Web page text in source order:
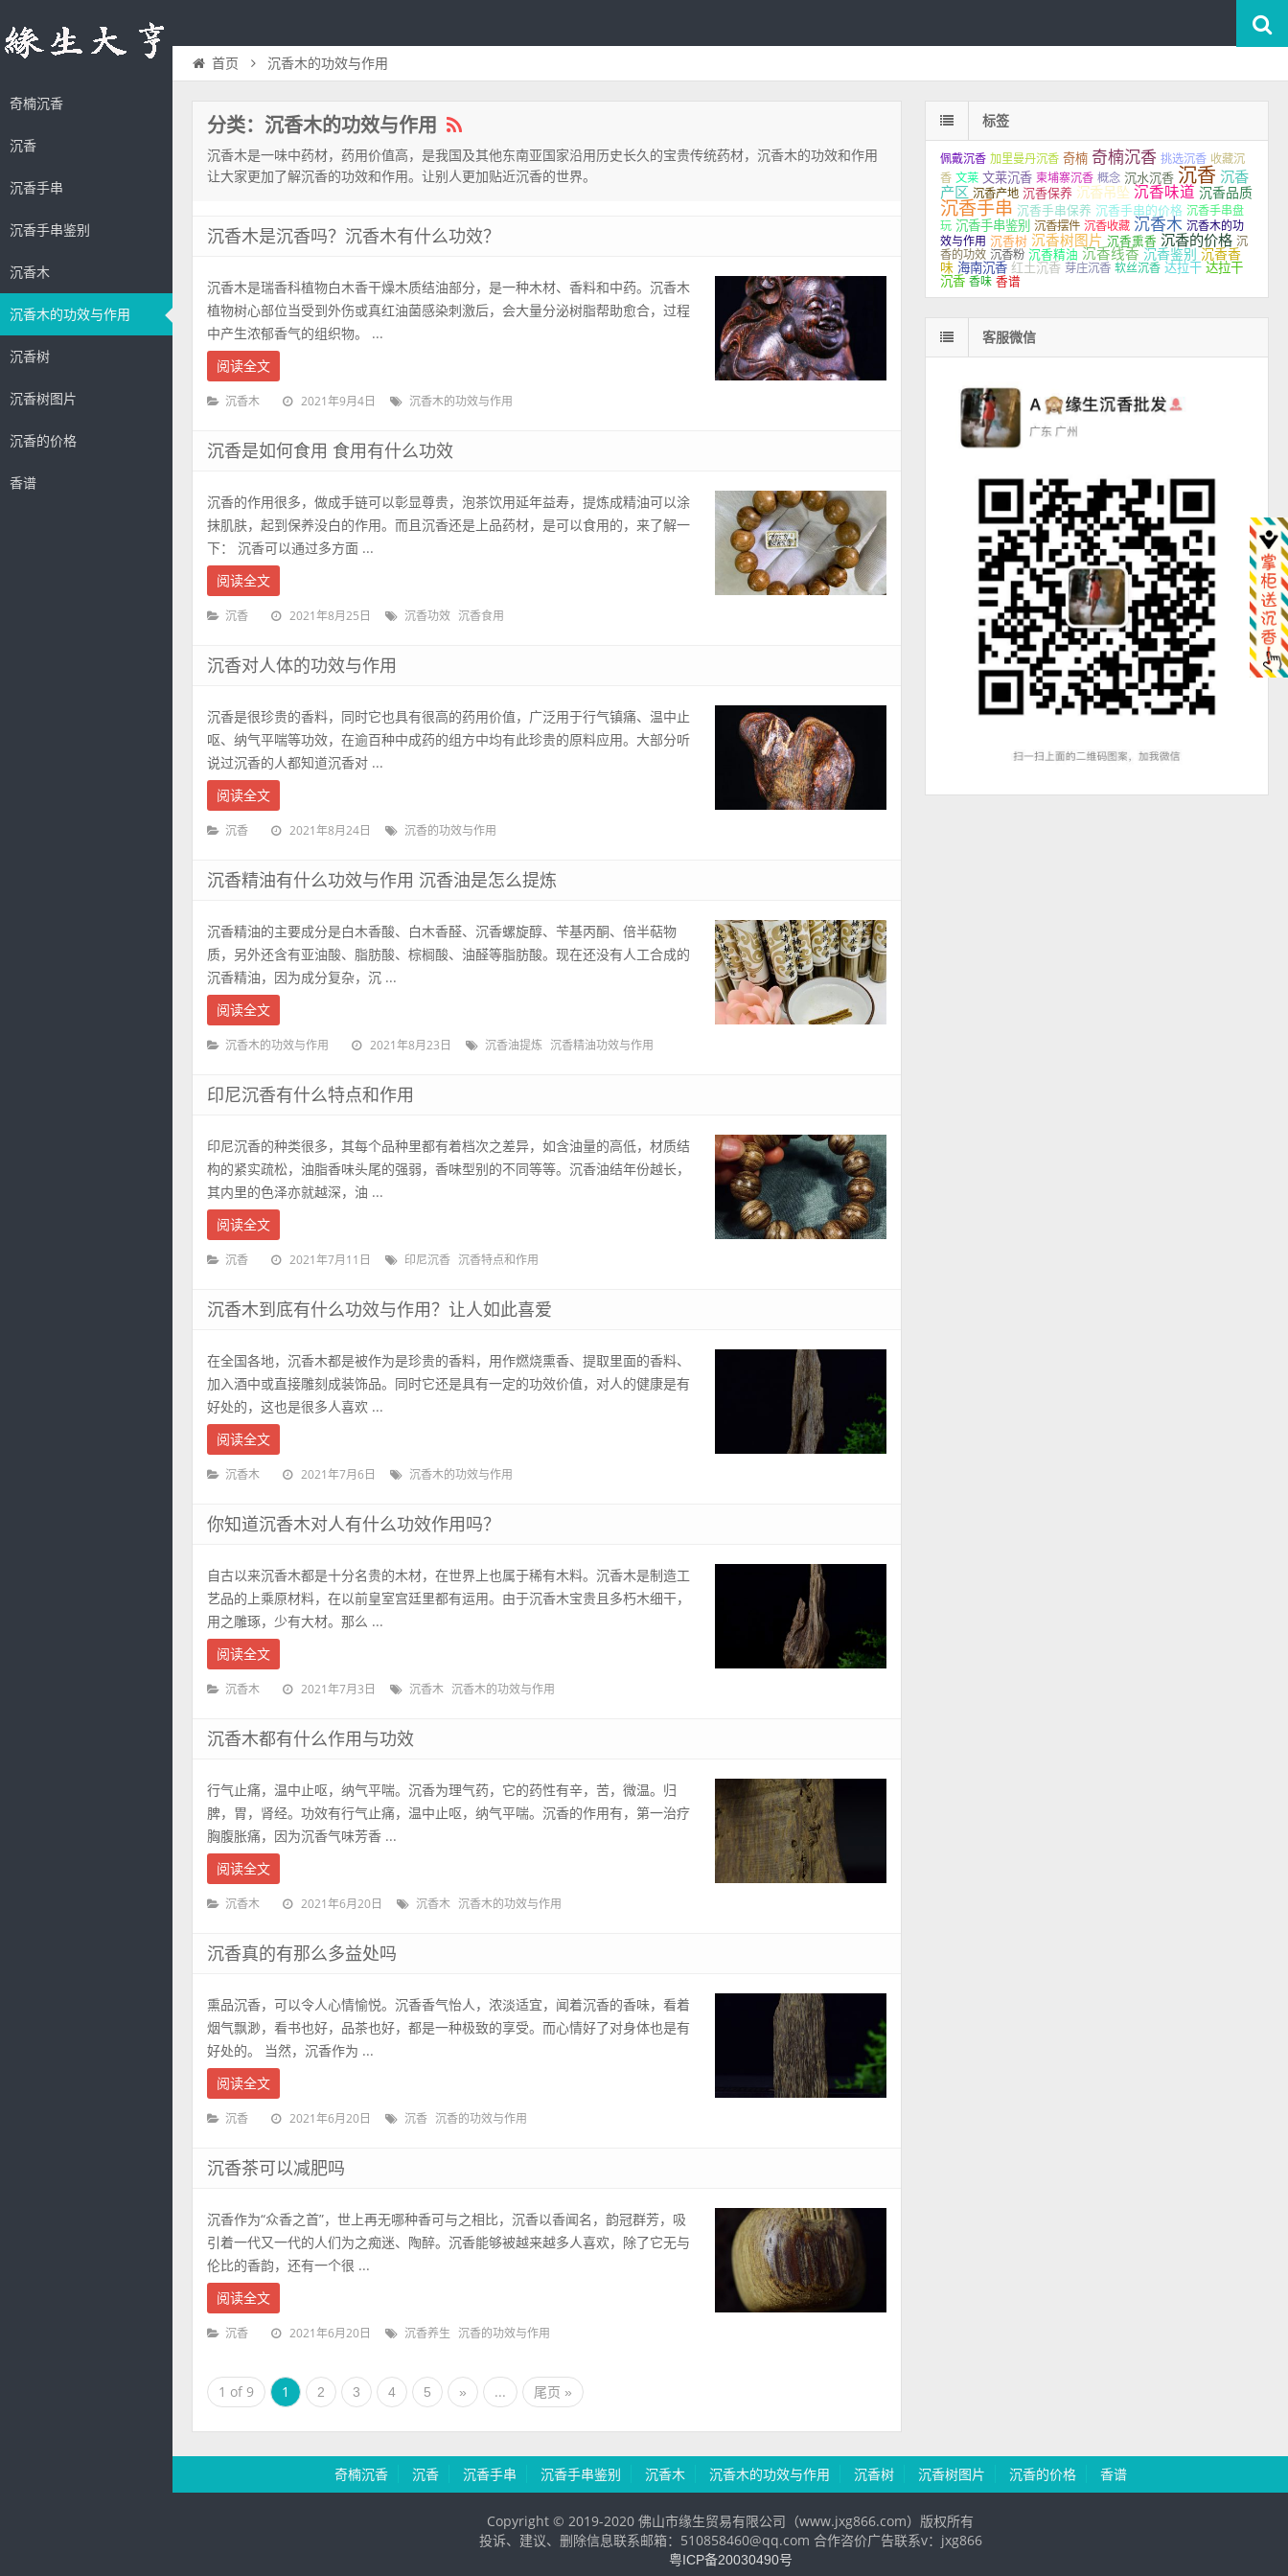
奇楠沉香
沉香
沉香手串
沉香手串鉴别
沉香木
沉香木的功效与作用
沉香树
沉香树图片
沉香的价格
香谱
首页 沉香木的功效与作用
分类：沉香木的功效与作用
沉香木是一味中药材，药用价值高，是我国及其他东南亚国家沿用历史长久的宝贵传统药材，沉香木的功效和作用
让大家更加了解沉香的功效和作用。让别人更加贴近沉香的世界。
沉香木是沉香吗？沉香木有什么功效？
沉香木是瑞香科植物白木香干燥木质结油部分，是一种木材、香料和中药。沉香木
植物树心部位当受到外伤或真红油菌感染刺激后，会大量分泌树脂帮助愈合，过程
中产生浓郁香气的组织物。 ...
阅读全文
沉香木 2021年9月4日 沉香木的功效与作用
沉香是如何食用 食用有什么功效
沉香的作用很多，做成手链可以彰显尊贵，泡茶饮用延年益寿，提炼成精油可以涂
抹肌肤，起到保养没白的作用。而且沉香还是上品药材，是可以食用的，来了解一
下： 沉香可以通过多方面 ...
阅读全文
沉香 2021年8月25日 沉香功效 沉香食用
沉香对人体的功效与作用
沉香是很珍贵的香料，同时它也具有很高的药用价值，广泛用于行气镇痛、温中止
呕、纳气平喘等功效，在逾百种中成药的组方中均有此珍贵的原料应用。大部分听
说过沉香的人都知道沉香对 ...
阅读全文
沉香 2021年8月24日 沉香的功效与作用
沉香精油有什么功效与作用 沉香油是怎么提炼
沉香精油的主要成分是白木香酸、白木香醛、沉香螺旋醇、苄基丙酮、倍半萜物
质，另外还含有亚油酸、脂肪酸、棕榈酸、油醛等脂肪酸。现在还没有人工合成的
沉香精油，因为成分复杂，沉 ...
阅读全文
沉香木的功效与作用 2021年8月23日 沉香油提炼 沉香精油功效与作用
印尼沉香有什么特点和作用
印尼沉香的种类很多，其每个品种里都有着档次之差异，如含油量的高低，材质结
构的紧实疏松，油脂香味头尾的强弱，香味型别的不同等等。沉香油结年份越长，
其内里的色泽亦就越深，油 ...
阅读全文
沉香 2021年7月11日 印尼沉香 沉香特点和作用
沉香木到底有什么功效与作用？让人如此喜爱
在全国各地，沉香木都是被作为是珍贵的香料，用作燃烧熏香、提取里面的香料、
加入酒中或直接雕刻成装饰品。同时它还是具有一定的功效价值，对人的健康是有
好处的，这也是很多人喜欢 ...
阅读全文
沉香木 2021年7月6日 沉香木的功效与作用
你知道沉香木对人有什么功效作用吗？
自古以来沉香木都是十分名贵的木材，在世界上也属于稀有木料。沉香木是制造工
艺品的上乘原材料，在以前皇室宫廷里都有运用。由于沉香木宝贵且多朽木细干，
用之雕琢，少有大材。那么 ...
阅读全文
沉香木 2021年7月3日 沉香木 沉香木的功效与作用
沉香木都有什么作用与功效
行气止痛，温中止呕，纳气平喘。沉香为理气药，它的药性有辛，苦，微温。归
脾，胃，肾经。功效有行气止痛，温中止呕，纳气平喘。沉香的作用有，第一治疗
胸腹胀痛，因为沉香气味芳香 ...
阅读全文
沉香木 2021年6月20日 沉香木 沉香木的功效与作用
沉香真的有那么多益处吗
熏品沉香，可以令人心情愉悦。沉香香气怡人，浓淡适宜，闻着沉香的香味，看着
烟气飘渺，看书也好，品茶也好，都是一种极致的享受。而心情好了对身体也是有
好处的。 当然，沉香作为 ...
阅读全文
沉香 2021年6月20日 沉香 沉香的功效与作用
沉香茶可以减肥吗
沉香作为“众香之首”，世上再无哪种香可与之相比，沉香以香闻名，韵冠群芳，吸
引着一代又一代的人们为之痴迷、陶醉。沉香能够被越来越多人喜欢，除了它无与
伦比的香韵，还有一个很 ...
阅读全文
沉香 2021年6月20日 沉香养生 沉香的功效与作用
1 of 9 1 2 3 4 5 » ... 尾页 »
标签
佩戴沉香 加里曼丹沉香 奇楠 奇楠沉香 挑选沉香 收藏沉
香 文莱 文莱沉香 柬埔寨沉香 概念 沉水沉香 沉香 沉香
产区 沉香产地 沉香保养 沉香吊坠 沉香味道 沉香品质
沉香手串 沉香手串保养 沉香手串的价格 沉香手串盘
玩 沉香手串鉴别 沉香摆件 沉香收藏 沉香木 沉香木的功
效与作用 沉香树 沉香树图片 沉香熏香 沉香的价格 沉
香的功效 沉香粉 沉香精油 沉香线香 沉香鉴别 沉香香
味 海南沉香 红土沉香 芽庄沉香 软丝沉香 达拉干 达拉干
沉香 香味 香谱
客服微信
奇楠沉香 沉香 沉香手串 沉香手串鉴别 沉香木 沉香木的功效与作用 沉香树 沉香树图片 沉香的价格 香谱
Copyright © 2019-2020 佛山市缘生贸易有限公司（www.jxg866.com）版权所有
投诉、建议、删除信息联系邮箱：510858460@qq.com 合作咨价广告联系v：jxg866
粤ICP备20030490号